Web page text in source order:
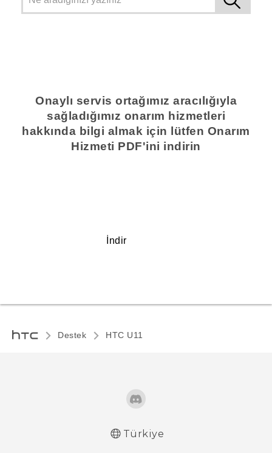
Onaylı servis ortağımız aracılığıyla
sağladığımız onarım hizmetleri
hakkında bilgi almak için lütfen Onarım
Hizmeti PDF'ini indirin
İndir
Destek HTC U11‎
Türkiye